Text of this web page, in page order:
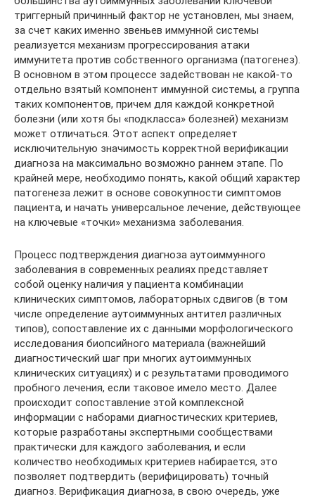
триггерный причинный фактор не установлен, мы знаем,
за счет каких именно звеньев иммунной системы
реализуется механизм прогрессирования атаки
иммунитета против собственного организма (патогенез).
В основном в этом процессе задействован не какой-то
отдельно взятый компонент иммунной системы, а группа
таких компонентов, причем для каждой конкретной
болезни (или хотя бы «подкласса» болезней) механизм
может отличаться. Этот аспект определяет
исключительную значимость корректной верификации
диагноза на максимально возможно раннем этапе. По
крайней мере, необходимо понять, какой общий характер
патогенеза лежит в основе совокупности симптомов
пациента, и начать универсальное лечение, действующее
на ключевые «точки» механизма заболевания.
Процесс подтверждения диагноза аутоиммунного
заболевания в современных реалиях представляет
собой оценку наличия у пациента комбинации
клинических симптомов, лабораторных сдвигов (в том
числе определение аутоиммунных антител различных
типов), сопоставление их с данными морфологического
исследования биопсийного материала (важнейший
диагностический шаг при многих аутоиммунных
клинических ситуациях) и с результатами проводимого
пробного лечения, если таковое имело место. Далее
происходит сопоставление этой комплексной
информации с наборами диагностических критериев,
которые разработаны экспертными сообществами
практически для каждого заболевания, и если
количество необходимых критериев набирается, это
позволяет подтвердить (верифицировать) точный
диагноз. Верификация диагноза, в свою очередь, уже